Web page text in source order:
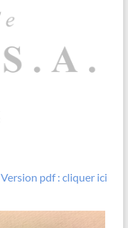
Version pdf : cliquer ici